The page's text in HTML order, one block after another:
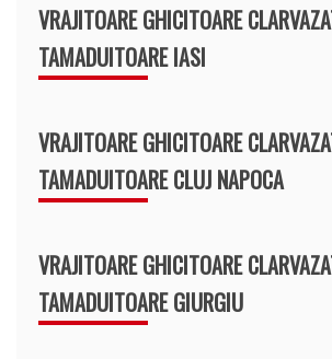
VRAJITOARE GHICITOARE
TAMADUITOARE IASI
VRAJITOARE GHICITOARE
TAMADUITOARE CLUJ NAPOCA
VRAJITOARE GHICITOARE
TAMADUITOARE GIURGIU